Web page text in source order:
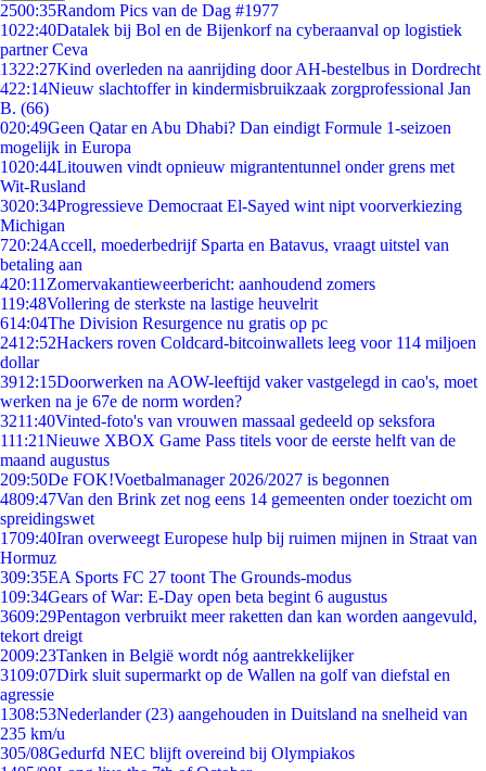
2500:35Random Pics van de Dag #1977
1022:40Datalek bij Bol en de Bijenkorf na cyberaanval op logistiek
partner Ceva
1322:27Kind overleden na aanrijding door AH-bestelbus in Dordrecht
422:14Nieuw slachtoffer in kindermisbruikzaak zorgprofessional Jan
B. (66)
020:49Geen Qatar en Abu Dhabi? Dan eindigt Formule 1-seizoen
mogelijk in Europa
1020:44Litouwen vindt opnieuw migrantentunnel onder grens met
Wit-Rusland
3020:34Progressieve Democraat El-Sayed wint nipt voorverkiezing
Michigan
720:24Accell, moederbedrijf Sparta en Batavus, vraagt uitstel van
betaling aan
420:11 Zomervakantieweerbericht: aanhoudend zomers
119:48Vollering de sterkste na lastige heuvelrit
614:04The Division Resurgence nu gratis op pc
2412:52Hackers roven Coldcard-bitcoinwallets leeg voor 114 miljoen
dollar
3912:15Doorwerken na AOW-leeftijd vaker vastgelegd in cao's, moet
werken na je 67e de norm worden?
3211:40Vinted-foto's van vrouwen massaal gedeeld op seksfora
111:21Nieuwe XBOX Game Pass titels voor de eerste helft van de
maand augustus
209:50De FOK!Voetbalmanager 2026/2027 is begonnen
4809:47Van den Brink zet nog eens 14 gemeenten onder toezicht om
spreidingswet
1709:40Iran overweegt Europese hulp bij ruimen mijnen in Straat van
Hormuz
309:35EA Sports FC 27 toont The Grounds-modus
109:34Gears of War: E-Day open beta begint 6 augustus
3609:29Pentagon verbruikt meer raketten dan kan worden aangevuld,
tekort dreigt
2009:23Tanken in België wordt nóg aantrekkelijker
3109:07Dirk sluit supermarkt op de Wallen na golf van diefstal en
agressie
1308:53Nederlander (23) aangehouden in Duitsland na snelheid van
235 km/u
305/08Gedurfd NEC blijft overeind bij Olympiakos